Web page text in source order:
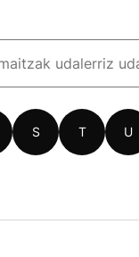
S T U